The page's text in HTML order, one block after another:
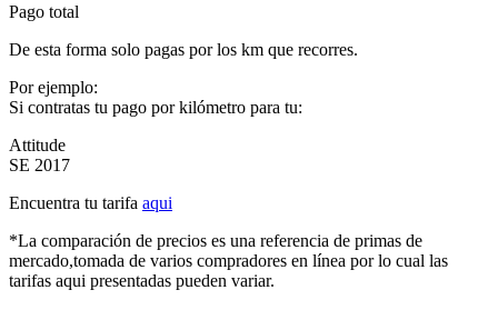
Pago total
De esta forma solo pagas por los km que recorres.
Por ejemplo:
Si contratas tu pago por kilómetro para tu:
Attitude
SE 2017
Encuentra tu tarifa aqui
*La comparación de precios es una referencia de primas de
mercado,tomada de varios compradores en línea por lo cual las
tarifas aqui presentadas pueden variar.